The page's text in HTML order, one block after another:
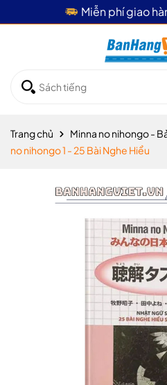
Giao hàng
Trang chủ Minna no nihongo -
no nihongo 1 - 25 Bài Nghe Hiểu